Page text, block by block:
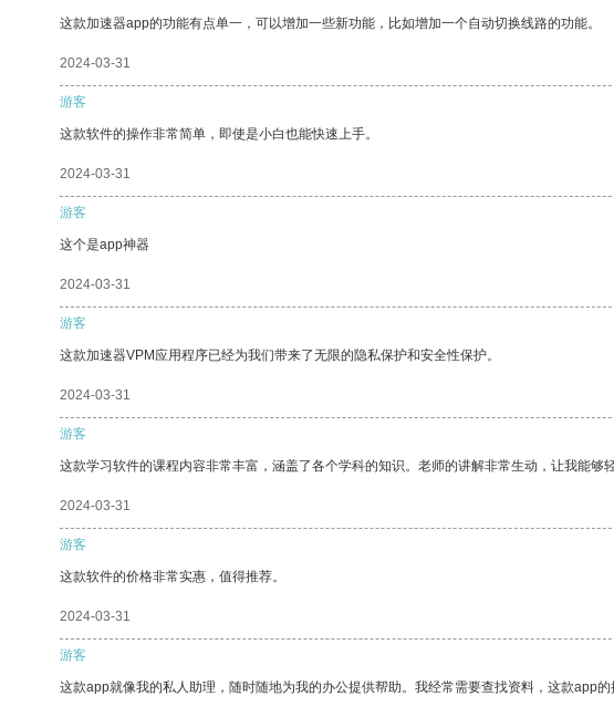
这款加速器app的功能有点单一，可以增加一些新功能，比如增加一个自动切换线路的功能。
2024-03-31
游客
这款软件的操作非常简单，即使是小白也能快速上手。
2024-03-31
游客
这个是app神器
2024-03-31
游客
这款加速器VPM应用程序已经为我们带来了无限的隐私保护和安全性保护。
2024-03-31
游客
这款学习软件的课程内容非常丰富，涵盖了各个学科的知识。老师的讲解非常生动，让我能够
2024-03-31
游客
这款软件的价格非常实惠，值得推荐。
2024-03-31
游客
这款app就像我的私人助理，随时随地为我的办公提供帮助。我经常需要查找资料，这款app